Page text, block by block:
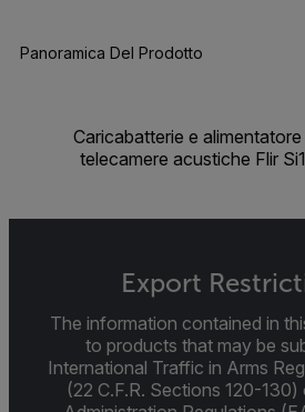
Panoramica Del Prodotto
Caricabatterie e alimentatore
telecamere acustiche Flir
Export
The information contained in
to products that may be
International Traffic in Arms
(22 C.F.R. Sections 120-